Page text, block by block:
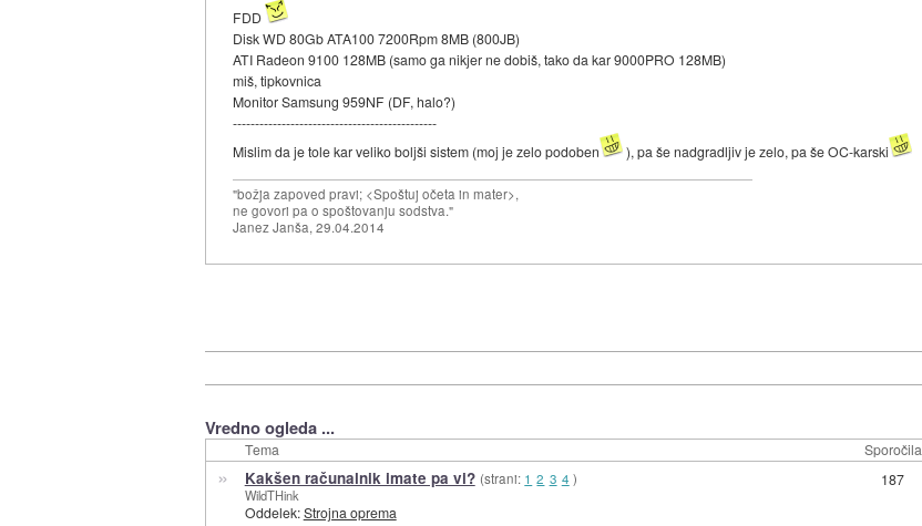
FDD
Disk WD 80Gb ATA100 7200Rpm 8MB (800JB)
ATI Radeon 9100 128MB (samo ga nikjer ne dobiš, tako da kar 9000PRO 128MB)
miš, tipkovnica
Monitor Samsung 959NF (DF, halo?)
----------------------------------------------
Mislim da je tole kar veliko boljši sistem (moj je zelo podoben
), pa še nadgradljiv je zelo, pa še OC-karski
"božja zapoved pravi; <Spoštuj očeta in mater>,
ne govori pa o spoštovanju sodstva."
Janez Janša, 29.04.2014
Vredno ogleda ...
Tema Sporočila
» Kakšen računalnik imate pa vi? (strani: 1 2 3 4 )
WildTHink
Oddelek:Strojna oprema
187